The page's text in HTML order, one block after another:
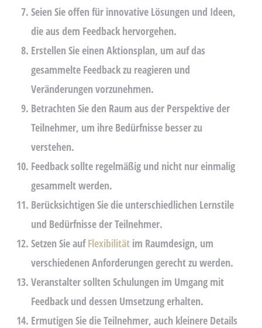
Seien Sie offen für innovative Lösungen und Ideen,
die aus dem Feedback hervorgehen.
Erstellen Sie einen Aktionsplan, um auf das
gesammelte Feedback zu reagieren und
Veränderungen vorzunehmen.
Betrachten Sie den Raum aus der Perspektive der
Teilnehmer, um ihre Bedürfnisse besser zu
verstehen.
Feedback sollte regelmäßig und nicht nur einmalig
gesammelt werden.
Berücksichtigen Sie die unterschiedlichen Lernstile
und Bedürfnisse der Teilnehmer.
Setzen Sie aufFlexibilität im Raumdesign, um
verschiedenen Anforderungen gerecht zu werden.
Veranstalter sollten Schulungen im Umgang mit
Feedback und dessen Umsetzung erhalten.
Ermutigen Sie die Teilnehmer, auch kleinere Details